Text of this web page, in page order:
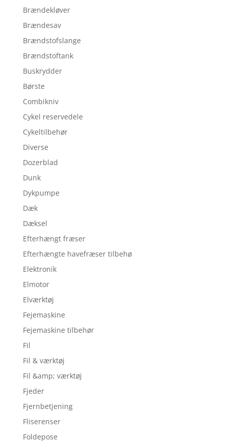
Brændekløver
Brændesav
Brændstofslange
Brændstoftank
Buskrydder
Børste
Combikniv
Cykel reservedele
Cykeltilbehør
Diverse
Dozerblad
Dunk
Dykpumpe
Dæk
Dæksel
Efterhængt fræser
Efterhængte havefræser tilbehø
Elektronik
Elmotor
Elværktøj
Fejemaskine
Fejemaskine tilbehør
Fil
Fil & værktøj
Fil &amp; værktøj
Fjeder
Fjernbetjening
Fliserenser
Foldepose